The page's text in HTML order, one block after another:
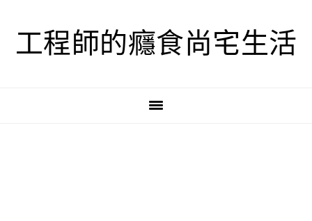
工程師的癮食尚宅生活